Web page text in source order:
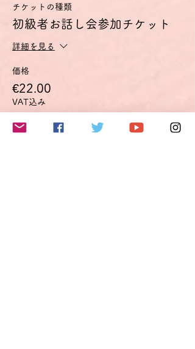
チケットの種類
初級者お話し会参加チケット
詳細を見る
価格
€22.00
VAT込み